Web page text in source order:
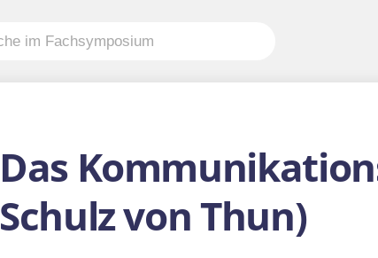
Das
Schulz von Thun)